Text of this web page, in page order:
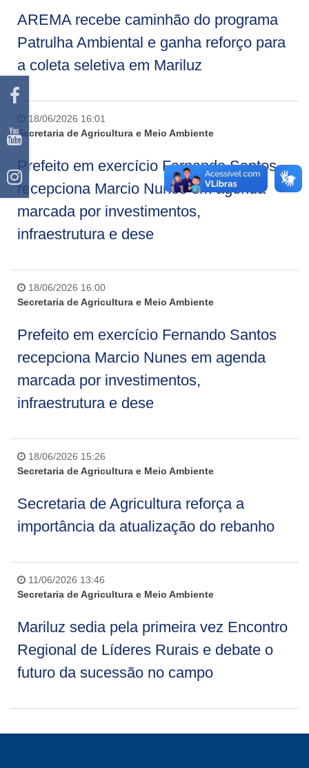
AREMA recebe caminhão do programa
Patrulha Ambiental e ganha reforço para
a coleta seletiva em Mariluz
18/06/2026 16:01
Secretaria de Agricultura e Meio Ambiente
Prefeito em exercício Fernando Santos
recepciona Marcio Nunes em agenda
marcada por investimentos,
infraestrutura e dese
18/06/2026 16:00
Secretaria de Agricultura e Meio Ambiente
Prefeito em exercício Fernando Santos
recepciona Marcio Nunes em agenda
marcada por investimentos,
infraestrutura e dese
18/06/2026 15:26
Secretaria de Agricultura e Meio Ambiente
Secretaria de Agricultura reforça a
importância da atualização do rebanho
11/06/2026 13:46
Secretaria de Agricultura e Meio Ambiente
Mariluz sedia pela primeira vez Encontro
Regional de Líderes Rurais e debate o
futuro da sucessão no campo